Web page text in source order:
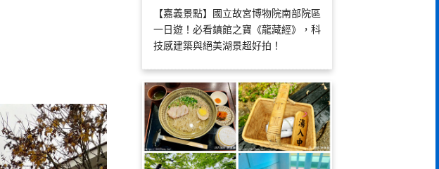
【嘉義景點】國立故宮博物院南部院區
一日遊！必看鎮館之寶《龍藏經》，科
技感建築與絕美湖景超好拍！